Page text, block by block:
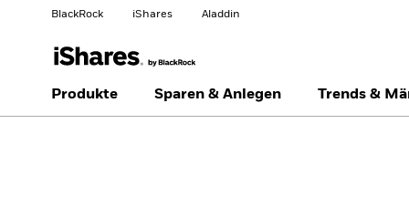
BlackRock iShares Aladdin
Anlegertyp wechseln
Land ändern
Produkte Sparen & Anlegen Trends &